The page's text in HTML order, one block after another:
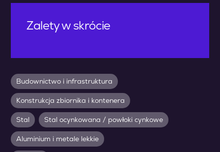
Zalety w skrócie
Budownictwo i infrastruktura
Konstrukcja zbiornika i kontenera
Stal Stal ocynkowana / powłoki cynkowe
Aluminium i metale lekkie